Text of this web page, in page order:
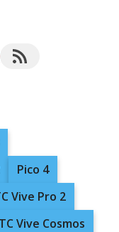
RSS Feed
Pico 4
Vive Pro 2
Vive Cosmos